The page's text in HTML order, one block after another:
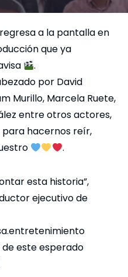
a la pantalla en
que ya
.
por David
Murillo, Marcela Ruete,
entre otros actores,
hacernos reír,
.
esta historia”,
ejecutivo de
este esperado